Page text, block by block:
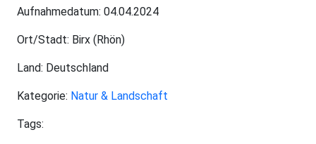
Aufnahmedatum: 04.04.2024
Ort/Stadt: Birx (Rhön)
Land: Deutschland
Kategorie: Natur & Landschaft
Tags: